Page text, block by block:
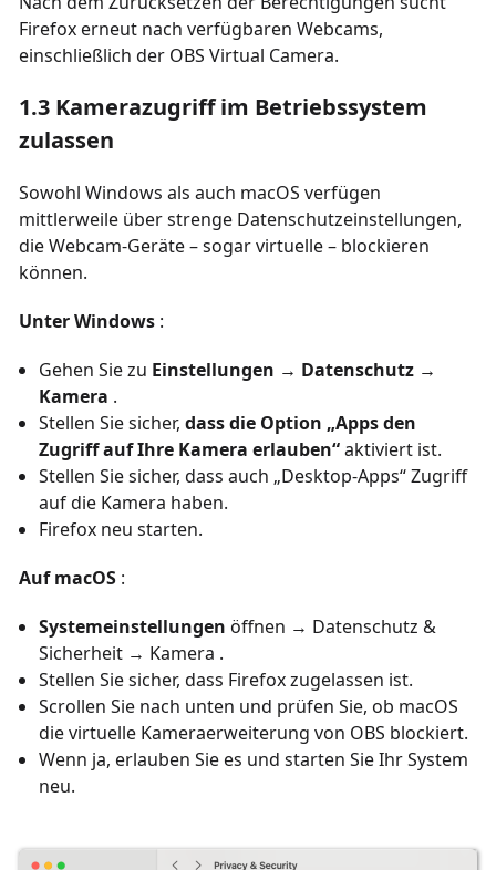
Firefox erneut nach verfügbaren Webcams,
einschließlich der OBS Virtual Camera.
1.3 Kamerazugriff im Betriebssystem
zulassen
Sowohl Windows als auch macOS verfügen
mittlerweile über strenge Datenschutzeinstellungen,
die Webcam-Geräte – sogar virtuelle – blockieren
können.
Unter Windows :
Gehen Sie zu Einstellungen → Datenschutz →
Kamera .
Stellen Sie sicher, dass die Option „Apps den
Zugriff auf Ihre Kamera erlauben“aktiviert ist.
Stellen Sie sicher, dass auch „Desktop-Apps“ Zugriff
auf die Kamera haben.
Firefox neu starten.
Auf macOS :
Systemeinstellungen öffnen → Datenschutz &
Sicherheit → Kamera .
Stellen Sie sicher, dass Firefox zugelassen ist.
Scrollen Sie nach unten und prüfen Sie, ob macOS
die virtuelle Kameraerweiterung von OBS blockiert.
Wenn ja, erlauben Sie es und starten Sie Ihr System
neu.